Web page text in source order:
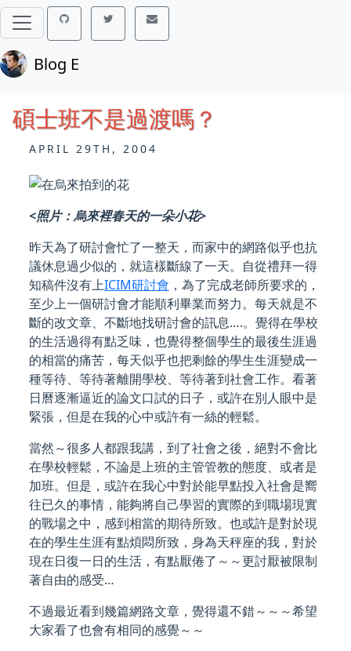
Blog E
碩士班不是過渡嗎？
APRIL 29TH, 2004
<照片：烏來裡春天的一朵小花>
昨天為了研討會忙了一整天，而家中的網路似乎也抗
議休息過少似的，就這樣斷線了一天。自從禮拜一得
知稿件沒有上ICIM研討會 ，為了完成老師所要求的，
至少上一個研討會才能順利畢業而努力。每天就是不
斷的改文章、不斷地找研討會的訊息….。覺得在學校
的生活過得有點乏味，也覺得整個學生的最後生涯過
的相當的痛苦，每天似乎也把剩餘的學生生涯變成一
種等待、等待著離開學校、等待著到社會工作。看著
日曆逐漸逼近的論文口試的日子，或許在別人眼中是
緊張，但是在我的心中或許有一絲的輕鬆。
當然～很多人都跟我講，到了社會之後，絕對不會比
在學校輕鬆，不論是上班的主管管教的態度、或者是
加班。但是，或許在我心中對於能早點投入社會是嚮
往已久的事情，能夠將自己學習的實際的到職場現實
的戰場之中，感到相當的期待所致。也或許是對於現
在的學生生涯有點煩悶所致，身為天秤座的我，對於
現在日復一日的生活，有點厭倦了～～更討厭被限制
著自由的感受…
不過最近看到幾篇網路文章，覺得還不錯～～～希望
大家看了也會有相同的感覺～～